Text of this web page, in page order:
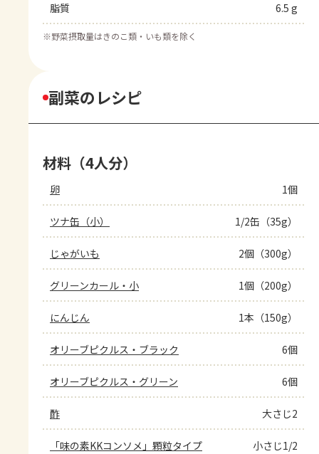
脂質 6.5 g
※野菜摂取量はきのこ類・いも類を除く
副菜のレシピ
材料（4人分）
卵 1個
ツナ缶（小） 1/2缶（35g）
じゃがいも 2個（300g）
グリーンカール・小 1個（200g）
にんじん 1本（150g）
オリーブピクルス・ブラック 6個
オリーブピクルス・グリーン 6個
酢 大さじ2
「味の素KKコンソメ」顆粒タイプ 小さじ1/2